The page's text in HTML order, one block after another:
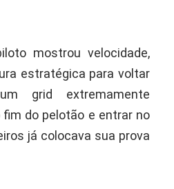
mostrou velocidade,
estratégica para voltar
grid extremamente
do pelotão e entrar no
já colocava sua prova